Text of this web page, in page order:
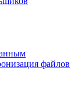
файлов